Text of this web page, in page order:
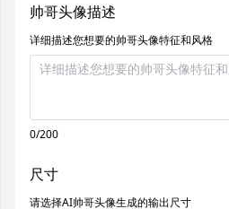
帅哥头像描述
详细描述您想要的帅哥头像特征和风格
0/200
尺寸
请选择AI帅哥头像生成的输出尺寸